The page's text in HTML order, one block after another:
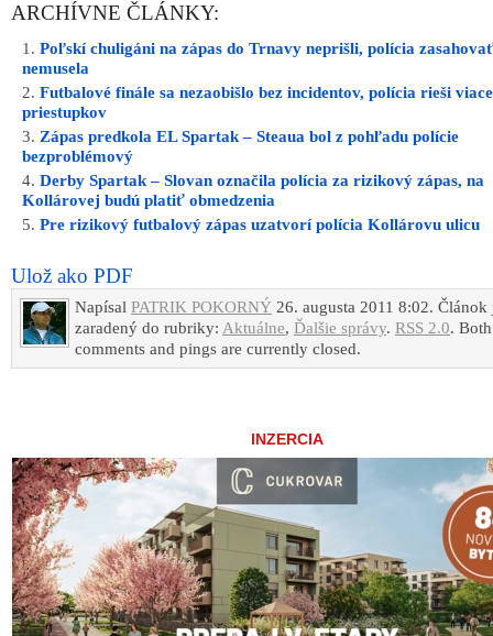
ARCHÍVNE ČLÁNKY:
Poľskí chuligáni na zápas do Trnavy neprišli, polícia
nemusela
Futbalové finále sa nezaobišlo bez incidentov, polícia rieši
priestupkov
Zápas predkola EL Spartak – Steaua bol z pohľadu polície
bezproblémový
Derby Spartak – Slovan označila polícia za rizikový zápas, na
Kollárovej budú platiť obmedzenia
Pre rizikový futbalový zápas uzatvorí polícia Kollárovu ulicu
Ulož ako PDF
Napísal PATRIK POKORNÝ 26. augusta 2011 8:02. Článok
zaradený do rubriky: Aktuálne, Ďalšie správy. RSS 2.0. Both
comments and pings are currently closed.
INZERCIA